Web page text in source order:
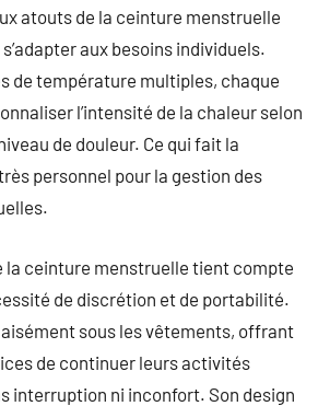
atouts de la ceinture menstruelle
aux besoins individuels.
de température multiples, chaque
l’intensité de la chaleur selon
de douleur. Ce qui fait la
personnel pour la gestion des
la ceinture menstruelle tient compte
de discrétion et de portabilité.
sous les vêtements, offrant
de continuer leurs activités
interruption ni inconfort. Son design